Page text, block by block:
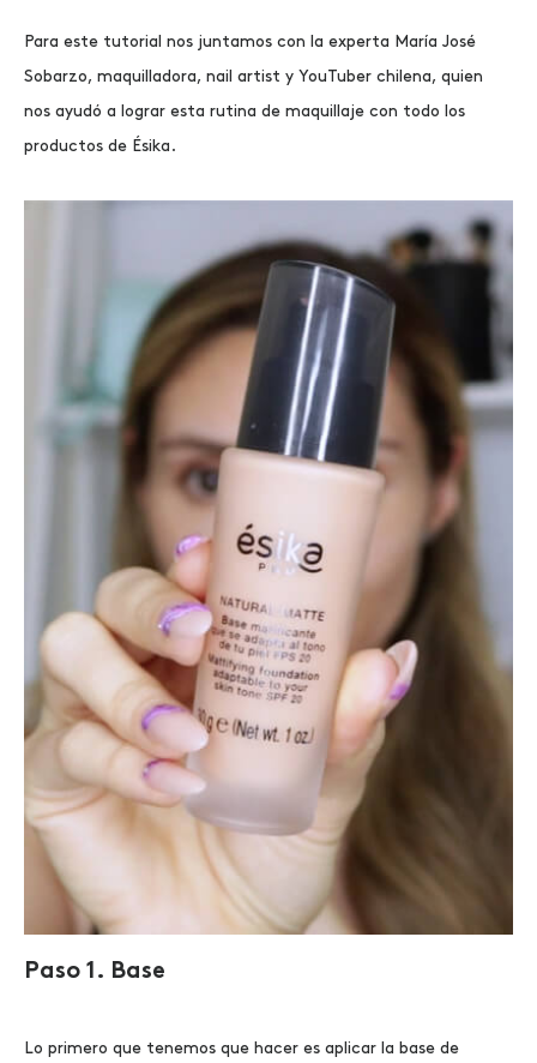
Para este tutorial nos juntamos con la experta María José
Sobarzo, maquilladora, nail artist y YouTuber chilena, quien
nos ayudó a lograr esta rutina de maquillaje con todo los
productos de Ésika.
Paso 1. Base
Lo primero que tenemos que hacer es aplicar la base de